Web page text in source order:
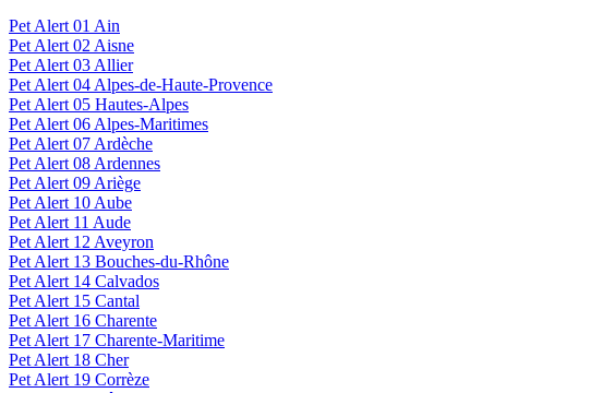
Pet Alert 01 Ain
Pet Alert 02 Aisne
Pet Alert 03 Allier
Pet Alert 04 Alpes-de-Haute-Provence
Pet Alert 05 Hautes-Alpes
Pet Alert 06 Alpes-Maritimes
Pet Alert 07 Ardèche
Pet Alert 08 Ardennes
Pet Alert 09 Ariège
Pet Alert 10 Aube
Pet Alert 11 Aude
Pet Alert 12 Aveyron
Pet Alert 13 Bouches-du-Rhône
Pet Alert 14 Calvados
Pet Alert 15 Cantal
Pet Alert 16 Charente
Pet Alert 17 Charente-Maritime
Pet Alert 18 Cher
Pet Alert 19 Corrèze